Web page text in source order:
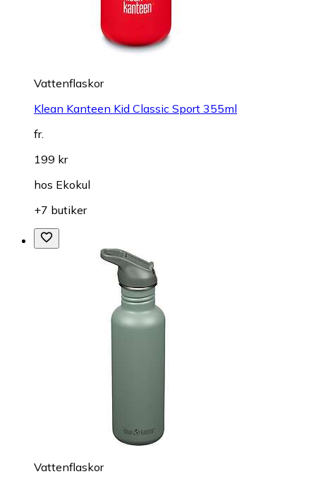
Vattenflaskor
Klean Kanteen Kid Classic Sport 355ml
fr.
199 kr
hos Ekokul
+7 butiker
Vattenflaskor